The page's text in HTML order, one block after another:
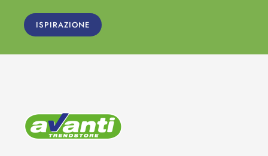
ISPIRAZIONE